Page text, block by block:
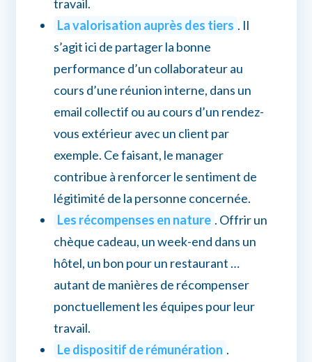
travail.
La valorisation auprès des tiers . Il
s’agit ici de partager la bonne
performance d’un collaborateur au
cours d’une réunion interne, dans un
email collectif ou au cours d’un rendez-
vous extérieur avec un client par
exemple. Ce faisant, le manager
contribue à renforcer le sentiment de
légitimité de la personne concernée.
Les récompenses en nature . Offrir un
chèque cadeau, un week-end dans un
hôtel, un bon pour un restaurant …
autant de manières de récompenser
ponctuellement les équipes pour leur
travail.
Le dispositif de rémunération .